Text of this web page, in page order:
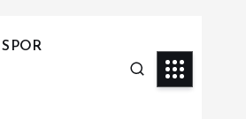
SPOR